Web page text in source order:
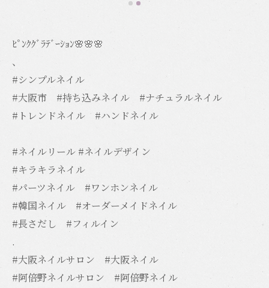
ﾋﾟﾝｸｸﾞﾗﾃﾞｰｼｮﾝ🌸🌸🌸
、
#シンプルネイル
#大阪市 #持ち込みネイル #ナチュラルネイル
#トレンドネイル #ハンドネイル
#ネイルリール #ネイルデザイン
#キラキラネイル
#パーツネイル #ワンホンネイル
#韓国ネイル #オーダーメイドネイル
#長さだし #フィルイン
.
#大阪ネイルサロン #大阪ネイル
#阿倍野ネイルサロン #阿倍野ネイル